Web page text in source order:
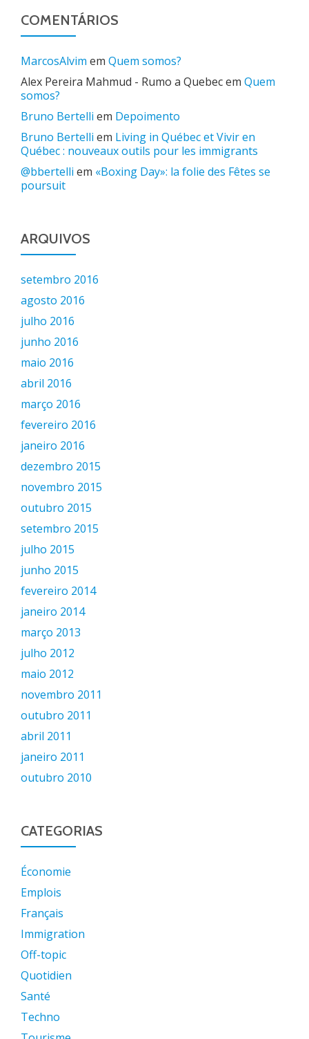
COMENTÁRIOS
MarcosAlvim em Quem somos?
Alex Pereira Mahmud - Rumo a Quebecem Quem
somos?
Bruno Bertelli em Depoimento
Bruno Bertelli em Living in Québec et Vivir en
Québec : nouveaux outils pour les immigrants
@bbertelli em «Boxing Day»: la folie des Fêtes se
poursuit
ARQUIVOS
setembro 2016
agosto 2016
julho 2016
junho 2016
maio 2016
abril 2016
março 2016
fevereiro 2016
janeiro 2016
dezembro 2015
novembro 2015
outubro 2015
setembro 2015
julho 2015
junho 2015
fevereiro 2014
janeiro 2014
março 2013
julho 2012
maio 2012
novembro 2011
outubro 2011
abril 2011
janeiro 2011
outubro 2010
CATEGORIAS
Économie
Emplois
Français
Immigration
Off-topic
Quotidien
Santé
Techno